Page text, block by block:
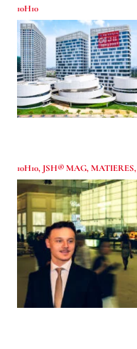
10H10
10H10, JSH® MAG,MATIERES,